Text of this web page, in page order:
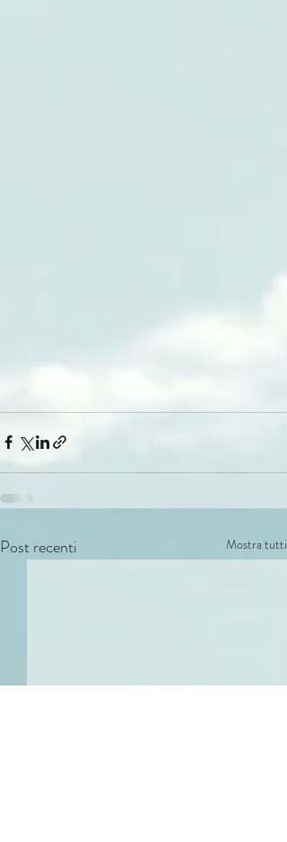
Post recenti Mostra tutti